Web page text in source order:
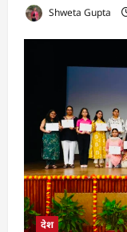
Shweta Gupta
देश